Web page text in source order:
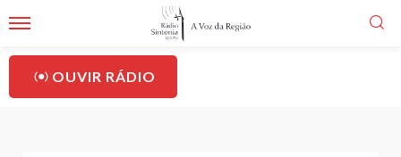
OUVIR RÁDIO